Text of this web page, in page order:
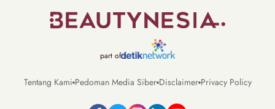
part of
Tentang Kami Pedoman Media Siber Disclaimer Privacy Policy